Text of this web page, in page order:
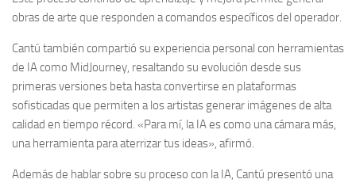
obras de arte que responden a comandos específicos del operador.
Cantú también compartió su experiencia personal con herramientas
de IA como MidJourney, resaltando su evolución desde sus
primeras versiones beta hasta convertirse en plataformas
sofisticadas que permiten a los artistas generar imágenes de alta
calidad en tiempo récord. «Para mí, la IA es como una cámara más,
una herramienta para aterrizar tus ideas», afirmó.
Además de hablar sobre su proceso con la IA, Cantú presentó una